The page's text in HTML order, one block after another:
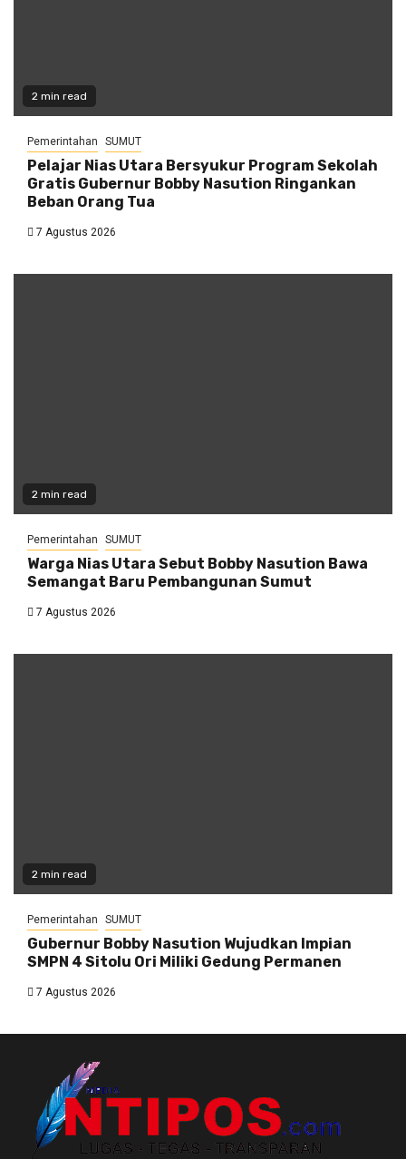
2 min read
Pemerintahan SUMUT
Pelajar Nias Utara Bersyukur Program Sekolah
Gratis Gubernur Bobby Nasution Ringankan
Beban Orang Tua
7 Agustus 2026
2 min read
Pemerintahan SUMUT
Warga Nias Utara Sebut Bobby Nasution Bawa
Semangat Baru Pembangunan Sumut
7 Agustus 2026
2 min read
Pemerintahan SUMUT
Gubernur Bobby Nasution Wujudkan Impian
SMPN 4 Sitolu Ori Miliki Gedung Permanen
7 Agustus 2026